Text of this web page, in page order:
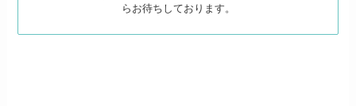
らお待ちしております。